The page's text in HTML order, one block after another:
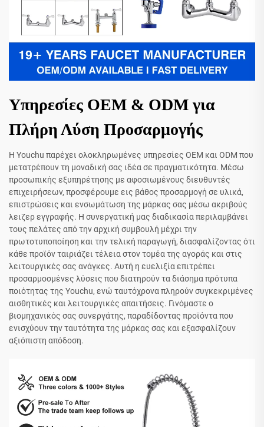
Υπηρεσίες OEM & ODM για
Πλήρη Λύση Προσαρμογής
Η Youchu παρέχει ολοκληρωμένες υπηρεσίες OEM και ODM που
μετατρέπουν τη μοναδική σας ιδέα σε πραγματικότητα. Μέσω
προσωπικής εξυπηρέτησης με αφοσιωμένους διευθυντές
επιχειρήσεων, προσφέρουμε εις βάθος προσαρμογή σε υλικά,
επιστρώσεις και ενσωμάτωση της μάρκας σας μέσω ακριβούς
λειζερ εγγραφής. Η συνεργατική μας διαδικασία περιλαμβάνει
τους πελάτες από την αρχική συμβουλή μέχρι την
πρωτοτυποποίηση και την τελική παραγωγή, διασφαλίζοντας ότι
κάθε προϊόν ταιριάζει τέλεια στον τομέα της αγοράς και στις
λειτουργικές σας ανάγκες. Αυτή η ευελιξία επιτρέπει
προσαρμοσμένες λύσεις που διατηρούν τα διάσημα πρότυπα
ποιότητας της Youchu, ενώ ταυτόχρονα πληρούν συγκεκριμένες
αισθητικές και λειτουργικές απαιτήσεις. Γινόμαστε ο
βιομηχανικός σας συνεργάτης, παραδίδοντας προϊόντα που
ενισχύουν την ταυτότητα της μάρκας σας και εξασφαλίζουν
αξιόπιστη απόδοση.